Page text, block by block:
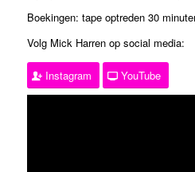
Boekingen: tape optreden 30
Volg Mick Harren op social media:
Instagram YouTube